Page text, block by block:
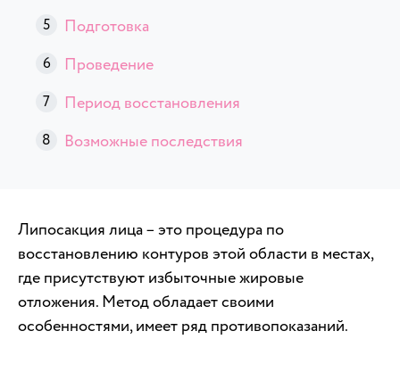
Подготовка
Проведение
Период восстановления
Возможные последствия
Липосакция лица – это процедура по
восстановлению контуров этой области в местах,
где присутствуют избыточные жировые
отложения. Метод обладает своими
особенностями, имеет ряд противопоказаний.